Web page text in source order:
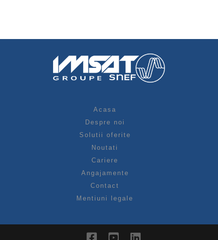
Acasa
Despre noi
Solutii oferite
Noutati
Cariere
Angajamente
Contact
Mentiuni legale